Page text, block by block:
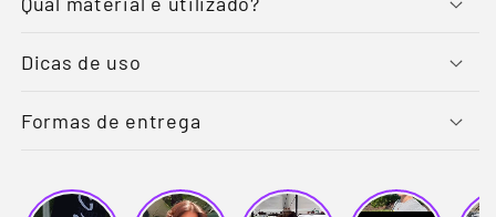
Dicas de uso
Formas de entrega